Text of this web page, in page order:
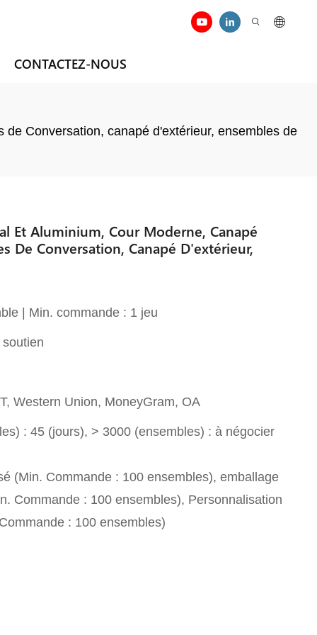
CONTACTEZ-NOUS
Conversation, canapé d'extérieur, ensembles de
Et Aluminium, Cour Moderne, Canapé
De Conversation, Canapé D'extérieur,
| Min. commande : 1 jeu
Western Union, MoneyGram, OA
: 45 (jours), > 3000 (ensembles) : à négocier
(Min. Commande : 100 ensembles), emballage
Commande : 100 ensembles), Personnalisation
: 100 ensembles)